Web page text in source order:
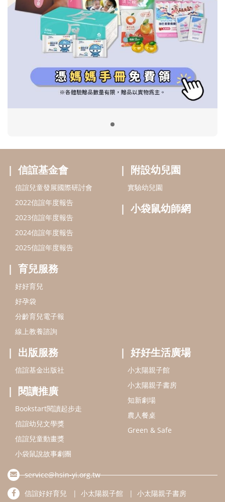
信誼基金會
2022信誼年度報告
2023信誼年度報告
2024信誼年度報告
好孕袋
分齡育兒電子報
線上教養諮詢
附設幼兒園
小袋鼠幼師網
出版服務
信誼基金出版社
閱讀推廣
Bookstart閱讀起步走
信誼幼兒文學獎
信誼兒童動畫獎
小袋鼠說故事劇團
service@hsin-yi.org.tw
信誼好好育兒
小太陽親子書房
(02)2396-5305轉2345 (週一～週五 9:00～18:00)
認識信誼 合作洽談 智慧財產權聲明
本網站建議使用IE9(含以上)或 Google Chrome 版本瀏覽器
信誼基金會/上誼文化實業股份有限公司 版權所有 ©